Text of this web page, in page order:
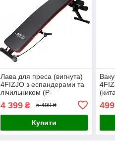
Лава для преса (вигнута)
4FIZJO з еспандерами та
лічильником (P-
4 399₴ 5 499 ₴
Купити
499